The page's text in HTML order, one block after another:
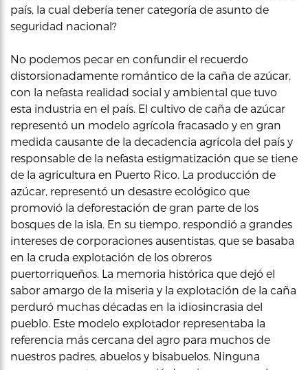
país, la cual debería tener categoría de asunto de
seguridad nacional?
No podemos pecar en confundir el recuerdo
distorsionadamente romántico de la caña de azúcar,
con la nefasta realidad social y ambiental que tuvo
esta industria en el país. El cultivo de caña de azúcar
representó un modelo agrícola fracasado y en gran
medida causante de la decadencia agrícola del país y
responsable de la nefasta estigmatización que se tiene
de la agricultura en Puerto Rico. La producción de
azúcar, representó un desastre ecológico que
promovió la deforestación de gran parte de los
bosques de la isla. En su tiempo, respondió a grandes
intereses de corporaciones ausentistas, que se basaba
en la cruda explotación de los obreros
puertorriqueños. La memoria histórica que dejó el
sabor amargo de la miseria y la explotación de la caña
perduró muchas décadas en la idiosincrasia del
pueblo. Este modelo explotador representaba la
referencia más cercana del agro para muchos de
nuestros padres, abuelos y bisabuelos. Ninguna